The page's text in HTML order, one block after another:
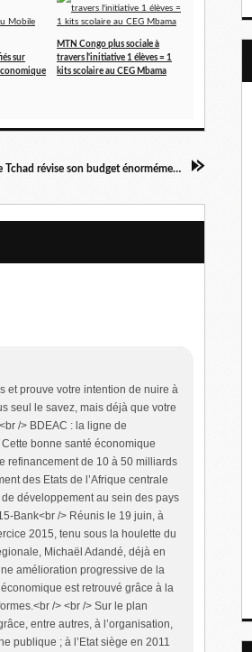
sur
MTN Congo plus sociale à
travers l'initiative 1 élèves = 1
kits scolaire au CEG Mbama
Comme l'Angola, le Tchad révise son budget énormément truffé de dettes!
et prouve votre intention de nuire à
seul le savez, mais déjà que votre
/> BDEAC : la ligne de
bonne santé économique
refinancement de 10 à 50 milliards
des Etats de l’Afrique centrale
développement au sein des pays
Bank<br /> Réunis le 19 juin, à
2015, tenu sous la houlette du
Michaël Adandé, déjà en
amélioration progressive de la
est retrouvé grâce à la
/> <br /> Sur le plan
entre autres, à l’organisation,
publique ; à l’Etat siège en 2011